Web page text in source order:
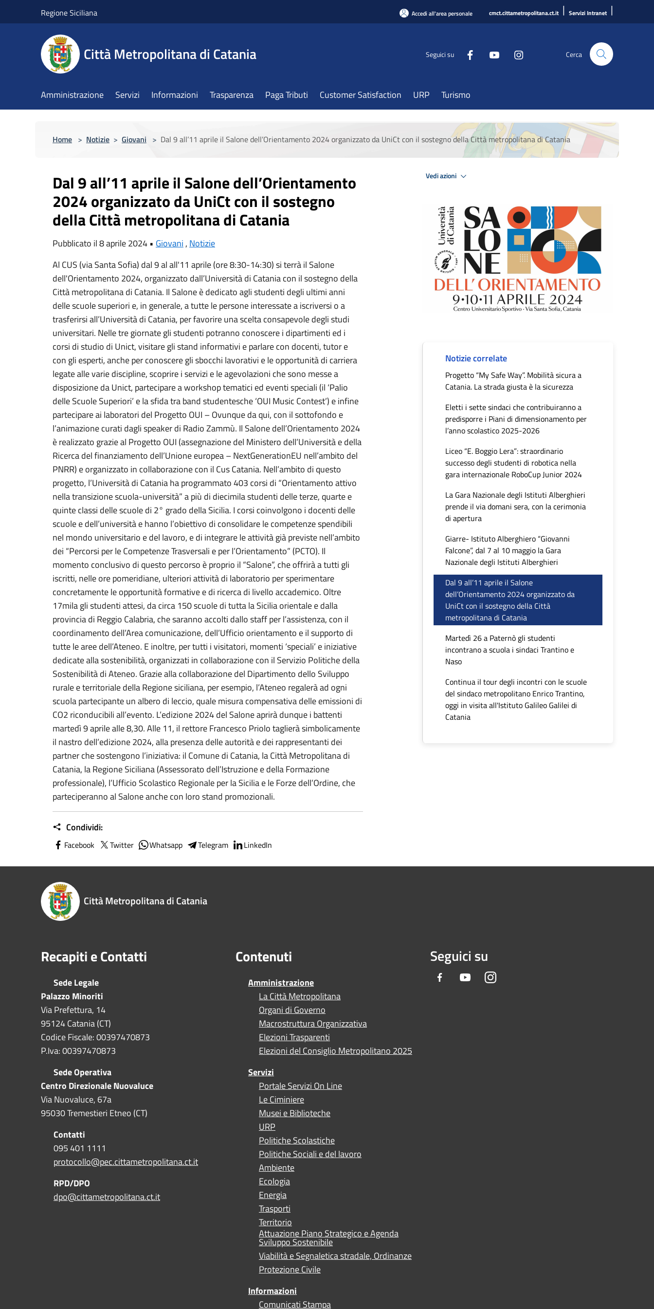
Regione Siciliana Accedi all'area personale cmct.cittametropolitana.ct.it | Servizi Intranet |
Città Metropolitana di Catania Seguici su Cerca
Amministrazione Servizi Informazioni Trasparenza Paga Tributi Customer Satisfaction URP Turismo
Home > Notizie > Giovani > Dal 9 all’11 aprile il Salone dell’Orientamento 2024 organizzato da UniCt con il sostegno della Città metropolitana di Catania
Dal 9 all’11 aprile il Salone dell’Orientamento
2024 organizzato da UniCt con il sostegno
della Città metropolitana di Catania
Pubblicato il 8 aprile 2024 • Giovani , Notizie
Al CUS (via Santa Sofia) dal 9 al all'11 aprile (ore 8:30-14:30) si terrà il Salone
dell'Orientamento 2024, organizzato dall’Università di Catania con il sostegno della
Città metropolitana di Catania. Il Salone è dedicato agli studenti degli ultimi anni
delle scuole superiori e, in generale, a tutte le persone interessate a iscriversi o a
trasferirsi all’Università di Catania, per favorire una scelta consapevole degli studi
universitari. Nelle tre giornate gli studenti potranno conoscere i dipartimenti ed i
corsi di studio di Unict, visitare gli stand informativi e parlare con docenti, tutor e
con gli esperti, anche per conoscere gli sbocchi lavorativi e le opportunità di carriera
legate alle varie discipline, scoprire i servizi e le agevolazioni che sono messe a
disposizione da Unict, partecipare a workshop tematici ed eventi speciali (il ‘Palio
delle Scuole Superiori’ e la sfida tra band studentesche ‘OUI Music Contest’) e infine
partecipare ai laboratori del Progetto OUI – Ovunque da qui, con il sottofondo e
l’animazione curati dagli speaker di Radio Zammù. Il Salone dell’Orientamento 2024
è realizzato grazie al Progetto OUI (assegnazione del Ministero dell’Università e della
Ricerca del finanziamento dell’Unione europea – NextGenerationEU nell’ambito del
PNRR) e organizzato in collaborazione con il Cus Catania. Nell’ambito di questo
progetto, l’Università di Catania ha programmato 403 corsi di “Orientamento attivo
nella transizione scuola-università” a più di diecimila studenti delle terze, quarte e
quinte classi delle scuole di 2° grado della Sicilia. I corsi coinvolgono i docenti delle
scuole e dell’università e hanno l’obiettivo di consolidare le competenze spendibili
nel mondo universitario e del lavoro, e di integrare le attività già previste nell’ambito
dei “Percorsi per le Competenze Trasversali e per l’Orientamento” (PCTO). Il
momento conclusivo di questo percorso è proprio il “Salone”, che offrirà a tutti gli
iscritti, nelle ore pomeridiane, ulteriori attività di laboratorio per sperimentare
concretamente le opportunità formative e di ricerca di livello accademico. Oltre
17mila gli studenti attesi, da circa 150 scuole di tutta la Sicilia orientale e dalla
provincia di Reggio Calabria, che saranno accolti dallo staff per l’assistenza, con il
coordinamento dell’Area comunicazione, dell’Ufficio orientamento e il supporto di
tutte le aree dell’Ateneo. E inoltre, per tutti i visitatori, momenti ‘speciali’ e iniziative
dedicate alla sostenibilità, organizzati in collaborazione con il Servizio Politiche della
Sostenibilità di Ateneo. Grazie alla collaborazione del Dipartimento dello Sviluppo
rurale e territoriale della Regione siciliana, per esempio, l’Ateneo regalerà ad ogni
scuola partecipante un albero di leccio, quale misura compensativa delle emissioni di
CO2 riconducibili all’evento. L’edizione 2024 del Salone aprirà dunque i battenti
martedì 9 aprile alle 8,30. Alle 11, il rettore Francesco Priolo taglierà simbolicamente
il nastro dell’edizione 2024, alla presenza delle autorità e dei rappresentanti dei
partner che sostengono l’iniziativa: il Comune di Catania, la Città Metropolitana di
Catania, la Regione Siciliana (Assessorato dell’Istruzione e della Formazione
professionale), l’Ufficio Scolastico Regionale per la Sicilia e le Forze dell’Ordine, che
parteciperanno al Salone anche con loro stand promozionali.
Condividi:
Facebook Twitter Whatsapp Telegram LinkedIn
Vedi azioni
Notizie correlate
Progetto “My Safe Way”. Mobilità sicura a
Catania. La strada giusta è la sicurezza
Eletti i sette sindaci che contribuiranno a
predisporre i Piani di dimensionamento per
l’anno scolastico 2025-2026
Liceo “E. Boggio Lera”: straordinario
successo degli studenti di robotica nella
gara internazionale RoboCup Junior 2024
La Gara Nazionale degli Istituti Alberghieri
prende il via domani sera, con la cerimonia
di apertura
Giarre- Istituto Alberghiero “Giovanni
Falcone”, dal 7 al 10 maggio la Gara
Nazionale degli Istituti Alberghieri
Dal 9 all’11 aprile il Salone
dell’Orientamento 2024 organizzato da
UniCt con il sostegno della Città
metropolitana di Catania
Martedì 26 a Paternò gli studenti
incontrano a scuola i sindaci Trantino e
Naso
Continua il tour degli incontri con le scuole
del sindaco metropolitano Enrico Trantino,
oggi in visita all'Istituto Galileo Galilei di
Catania
Città Metropolitana di Catania
Recapiti e Contatti
Sede Legale
Palazzo Minoriti
Via Prefettura, 14
95124 Catania (CT)
Codice Fiscale: 00397470873
P.Iva: 00397470873
Sede Operativa
Centro Direzionale Nuovaluce
Via Nuovaluce, 67a
95030 Tremestieri Etneo (CT)
Contatti
095 401 1111
protocollo@pec.cittametropolitana.ct.it
RPD/DPO
dpo@cittametropolitana.ct.it
Contenuti
Amministrazione
La Città Metropolitana
Organi di Governo
Macrostruttura Organizzativa
Elezioni Trasparenti
Elezioni del Consiglio Metropolitano 2025
Servizi
Portale Servizi On Line
Le Ciminiere
Musei e Biblioteche
URP
Politiche Scolastiche
Politiche Sociali e del lavoro
Ambiente
Ecologia
Energia
Trasporti
Territorio
Attuazione Piano Strategico e Agenda
Sviluppo Sostenibile
Viabilità e Segnaletica stradale, Ordinanze
Protezione Civile
Informazioni
Comunicati Stampa
Seguici su
Facebook YoutubeInstagram